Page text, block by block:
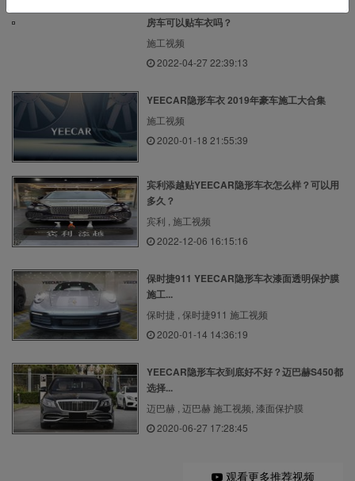
房车可以贴车衣吗？
施工视频
2022-04-27 22:39:13
YEECAR隐形车衣 2019年豪车施工大合集
施工视频
2020-01-18 21:55:39
宾利添越贴YEECAR隐形车衣怎么样？可以用
多久？
宾利 , 施工视频
2022-12-06 16:15:16
保时捷911 YEECAR隐形车衣漆面透明保护膜
施工...
保时捷 , 保时捷911 施工视频
2020-01-14 14:36:19
YEECAR隐形车衣到底好不好？迈巴赫S450都
选择...
迈巴赫 , 迈巴赫 施工视频, 漆面保护膜
2020-06-27 17:28:45
观看更多推荐视频